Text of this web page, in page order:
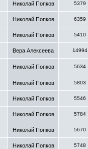
Николай Попков 5379
Николай Попков 6359
Николай Попков 5410
Вера Алексеева 14994
Николай Попков 5634
Николай Попков 5803
Николай Попков 5546
Николай Попков 5784
Николай Попков 5670
Николай Попков 5748